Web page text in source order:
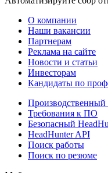
О компании
Наши вакансии
Партнерам
Реклама на сайте
Новости и статьи
Инвесторам
Кандидаты по
Производственный
Требования к ПО
Безопасный
HeadHunter API
Поиск работы
Поиск по резюме